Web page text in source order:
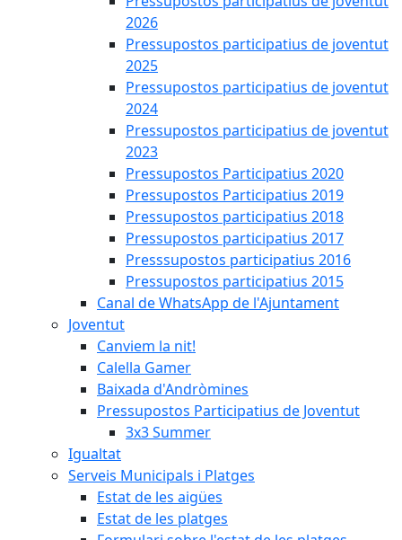
2026
Pressupostos participatius de joventut
2025
Pressupostos participatius de joventut
2024
Pressupostos participatius de joventut
2023
Pressupostos Participatius 2020
Pressupostos Participatius 2019
Pressupostos participatius 2018
Pressupostos participatius 2017
Presssupostos participatius 2016
Pressupostos participatius 2015
Canal de WhatsApp de l'Ajuntament
Joventut
Canviem la nit!
Calella Gamer
Baixada d'Andròmines
Pressupostos Participatius de Joventut
3x3 Summer
Igualtat
Serveis Municipals i Platges
Estat de les aigües
Estat de les platges